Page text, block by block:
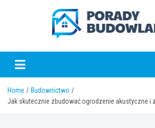
Home
Budownictwo
Jak skutecznie zbudować ogrodzenie akustyczne i